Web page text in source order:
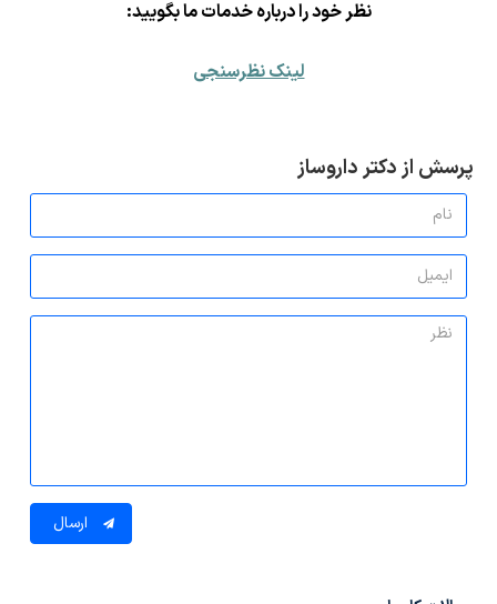
نظر خود را درباره خدمات ما بگویید:
لینک نظرسنجی
پرسش از دکتر داروساز
ارسال